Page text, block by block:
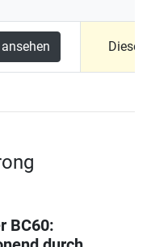
BC60: